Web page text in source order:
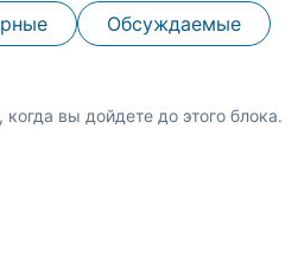
Обсуждаемые
когда вы дойдете до этого блока.